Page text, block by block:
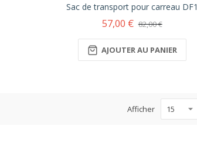
Sac de transport pour carreau DF1
57,00 € 82,00 €
AJOUTER AU PANIER
Afficher